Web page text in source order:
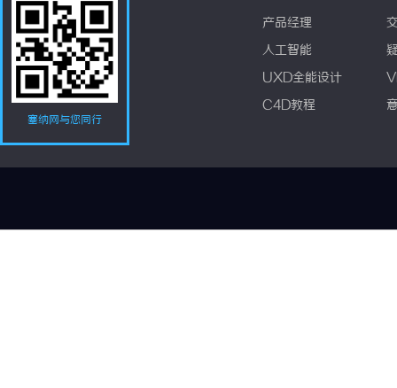
塞纳网与您同行
产品经理
人工智能
UXD全能设计
C4D教程